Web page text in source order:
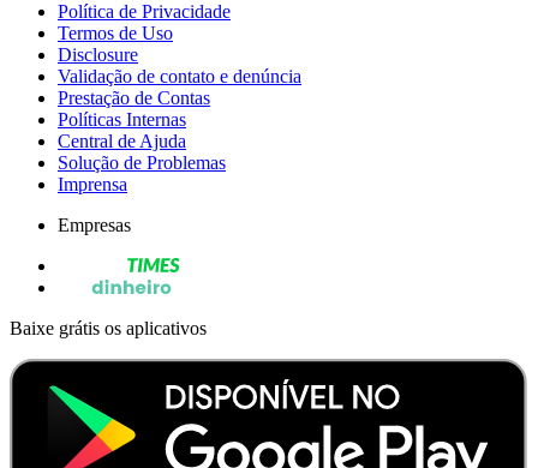
Política de Privacidade
Termos de Uso
Disclosure
Validação de contato e denúncia
Prestação de Contas
Políticas Internas
Central de Ajuda
Solução de Problemas
Imprensa
Empresas
Baixe grátis os aplicativos